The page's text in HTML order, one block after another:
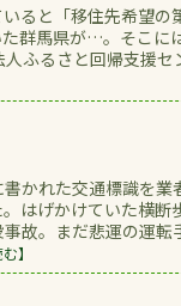
ると「移住先希望
群馬県が…。そこ
ふるさと回帰支援
かれた交通標識を
はげかけていた横
故。まだ悲運の運
】